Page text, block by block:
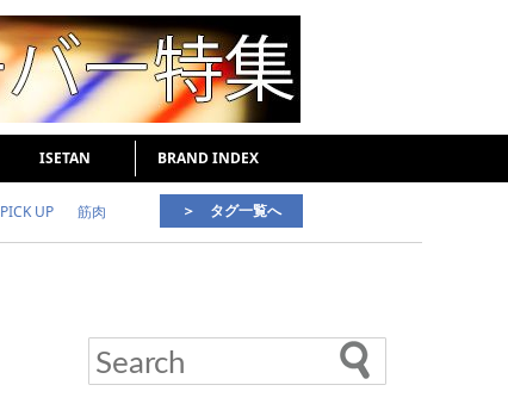
ISETAN BRAND INDEX
PICK UP 筋肉 ＞ タグ一覧へ